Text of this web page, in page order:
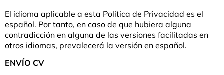
El idioma aplicable a esta Política de Privacidad es el
español. Por tanto, en caso de que hubiera alguna
contradicción en alguna de las versiones facilitadas en
otros idiomas, prevalecerá la versión en español.
ENVÍO CV